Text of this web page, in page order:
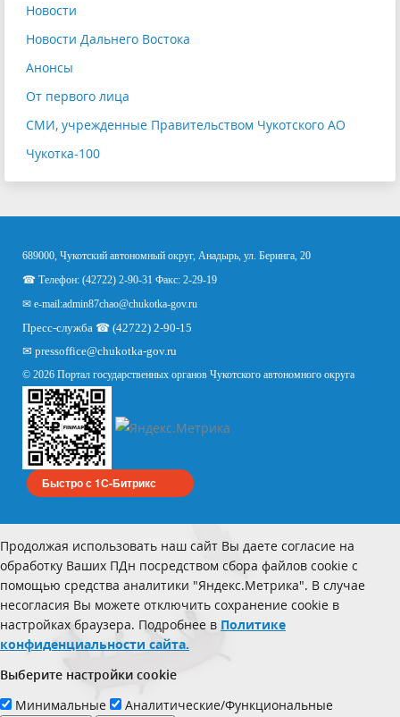
Новости
Новости Дальнего Востока
Анонсы
От первого лица
СМИ, учрежденные Правительством Чукотского АО
Чукотка-100
689000, Чукотский автономный округ, Анадырь, ул. Беринга, 20
☎ Телефон: (42722) 2-90-31 Факс: 2-29-19
✉ e-mail:admin87chao@chukotka-gov.ru
Пресс-служба ☎ (42722) 2-90-15
✉ pressoffice@chukotka-gov.ru
© 2026 Портал государственных органов Чукотского автономного округа
Быстро с 1С-Битрикс
Продолжая использовать наш сайт Вы даете согласие на
обработку Ваших ПДн посредством сбора файлов cookie с
помощью средства аналитики "Яндекс.Метрика". В случае
несогласия Вы можете отключить сохранение cookie в
настройках браузера. Подробнее в Политике
конфиденциальности сайта.
Выберите настройки cookie
Минимальные
Аналитические/Функциональные